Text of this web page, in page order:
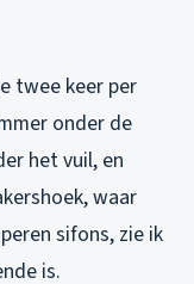
twee keer per
onder de
het vuil, en
waar
sifons, zie ik
is.